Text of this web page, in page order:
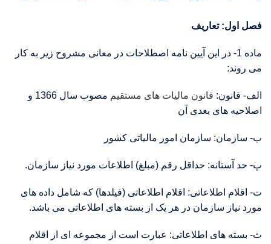
فصل اول: تعاریف
ماده 1- در این آیین نامه اصطلاحات در معانی مشروح زیر به کار
می روند:
الف- قانون: قانون مالیات های مستقیم
مصوب سال 1366 و
اصلاحیه های بعدی آن
ب- سازمان: سازمان امور مالیاتی کشور
پ- حد آستانه: حداقل رقم (مبلغ) اطلاعات مورد نیاز سازمان.
ت- اقلام اطلاعاتی: اقلام اطلاعاتی (فیلدها) که شامل داده های
مورد نیاز سازمان در هر یک از بسته های اطلاعاتی می باشد.
ث- بسته های اطلاعاتی: عبارت است از مجموعه ای از اقلام